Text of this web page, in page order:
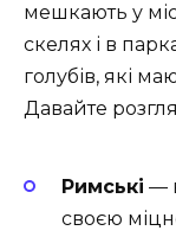
мешкають у
скелях і в
голубів, які
Давайте
Римські —
своєю